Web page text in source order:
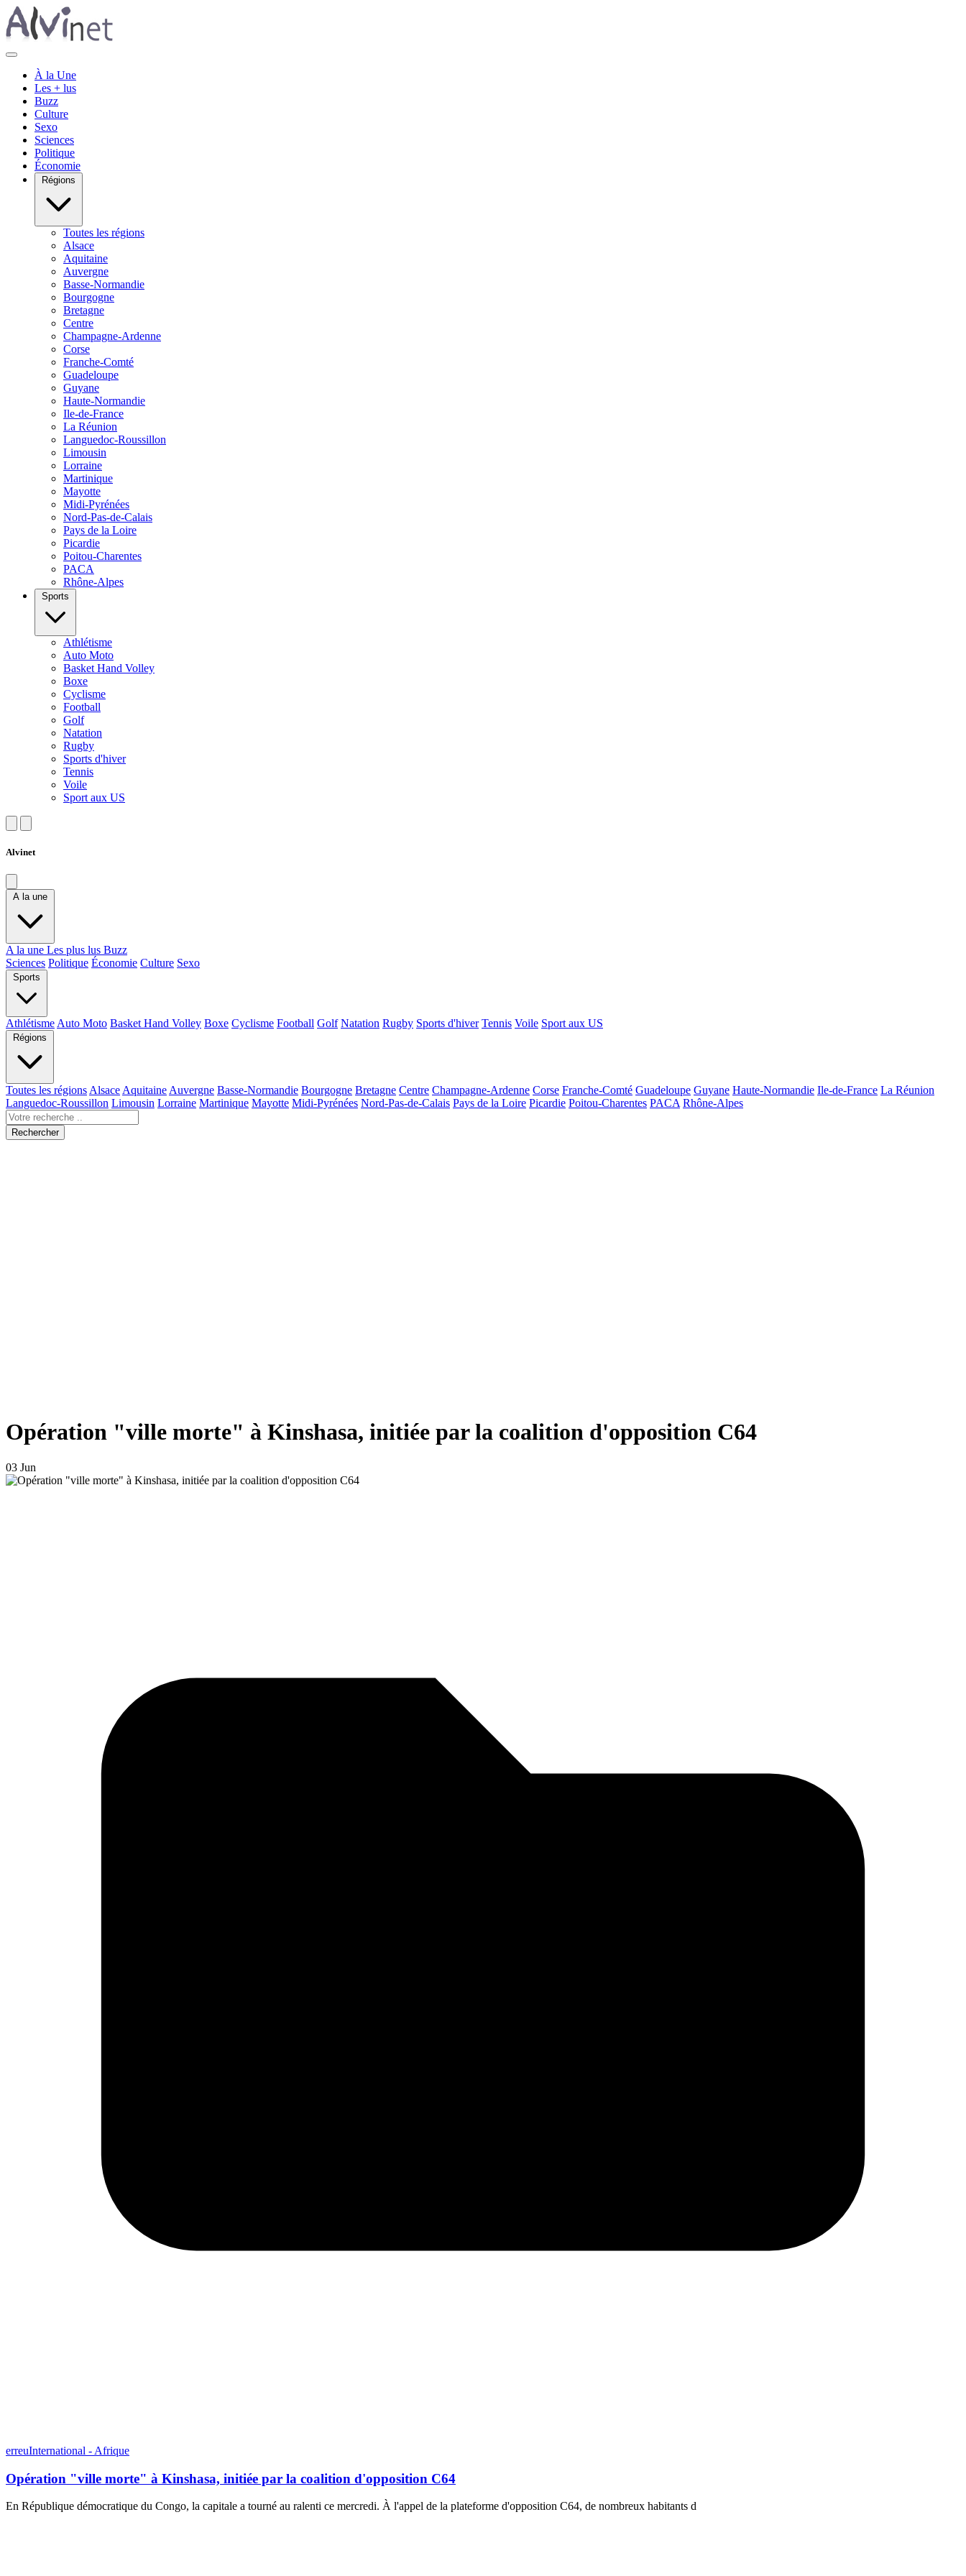
À la Une
Les + lus
Buzz
Culture
Sexo
Sciences
Politique
Économie
Régions
Toutes les régions
Alsace
Aquitaine
Auvergne
Basse-Normandie
Bourgogne
Bretagne
Centre
Champagne-Ardenne
Corse
Franche-Comté
Guadeloupe
Guyane
Haute-Normandie
Ile-de-France
La Réunion
Languedoc-Roussillon
Limousin
Lorraine
Martinique
Mayotte
Midi-Pyrénées
Nord-Pas-de-Calais
Pays de la Loire
Picardie
Poitou-Charentes
PACA
Rhône-Alpes
Sports
Athlétisme
Auto Moto
Basket Hand Volley
Boxe
Cyclisme
Football
Golf
Natation
Rugby
Sports d'hiver
Tennis
Voile
Sport aux US
Alvinet
A la une
A la une Les plus lus Buzz
Sciences Politique Économie Culture Sexo
Sports
Athlétisme Auto Moto Basket Hand Volley Boxe Cyclisme Football Golf Natation Rugby Sports d'hiver Tennis Voile Sport aux US
Régions
Toutes les régions Alsace Aquitaine Auvergne Basse-Normandie Bourgogne Bretagne Centre Champagne-Ardenne Corse Franche-Comté Guadeloupe Guyane Haute-Normandie Ile-de-France La Réunion
Languedoc-Roussillon Limousin Lorraine Martinique Mayotte Midi-Pyrénées Nord-Pas-de-Calais Pays de la Loire Picardie Poitou-Charentes PACA Rhône-Alpes
Rechercher
Opération "ville morte" à Kinshasa, initiée par la coalition d'opposition C64
03 Jun
erreuInternational - Afrique
Opération "ville morte" à Kinshasa, initiée par la coalition d'opposition C64
En République démocratique du Congo, la capitale a tourné au ralenti ce mercredi. À l'appel de la plateforme d'opposition C64, de nombreux habitants d